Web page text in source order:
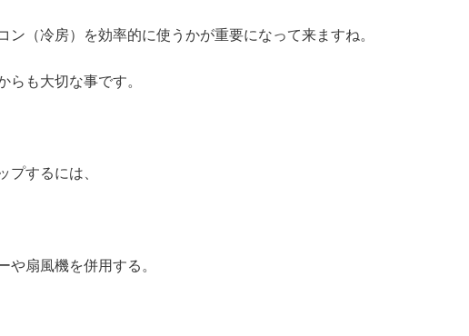
ン（冷房）を効率的に使うかが重要になって来ますね。
も大切な事です。
プするには、
や扇風機を併用する。